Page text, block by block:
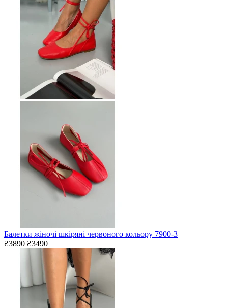
Балетки жіночі шкіряні червоного кольору 7900-3
₴3890 ₴3490